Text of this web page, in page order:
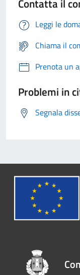
Contatta il
Leggi le
Chiama il
Prenota un
Problemi in
Segnala